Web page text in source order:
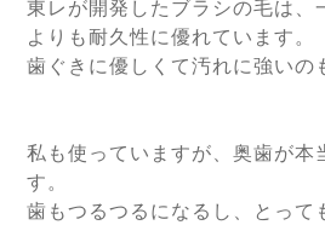
東レが開発したブラシの毛は、
よりも耐久性に優れています。
歯ぐきに優しくて汚れに強いの
私も使っていますが、奥歯が本
す。
歯もつるつるになるし、とって